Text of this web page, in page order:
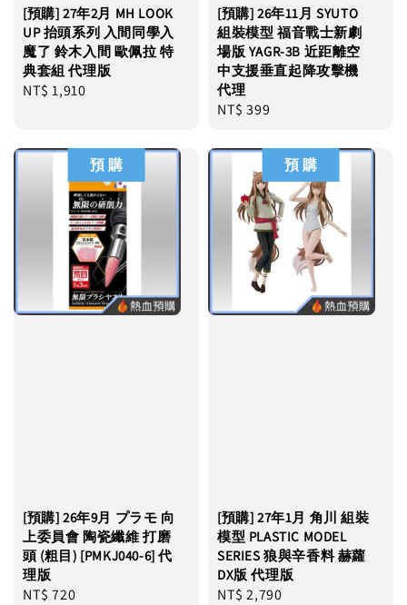
[預購] 27年2月 MH LOOK
UP 抬頭系列 入間同學入
魔了 鈴木入間 歐佩拉 特
典套組 代理版
Regular
NT$ 1,910
[預購] 26年11月 SYUTO
組裝模型 福音戰士新劇
場版 YAGR-3B 近距離空
中支援垂直起降攻擊機
代理
Regular
NT$ 399
預 購
[預購] 26年9月 プラモ 向
上委員會 陶瓷纖維 打磨
頭 (粗目) [PMKJ040-6] 代
理版
Regular
NT$ 720
預 購
[預購] 27年1月 角川 組裝
模型 PLASTIC MODEL
SERIES 狼與辛香料 赫蘿
DX版 代理版
Regular
NT$ 2,790